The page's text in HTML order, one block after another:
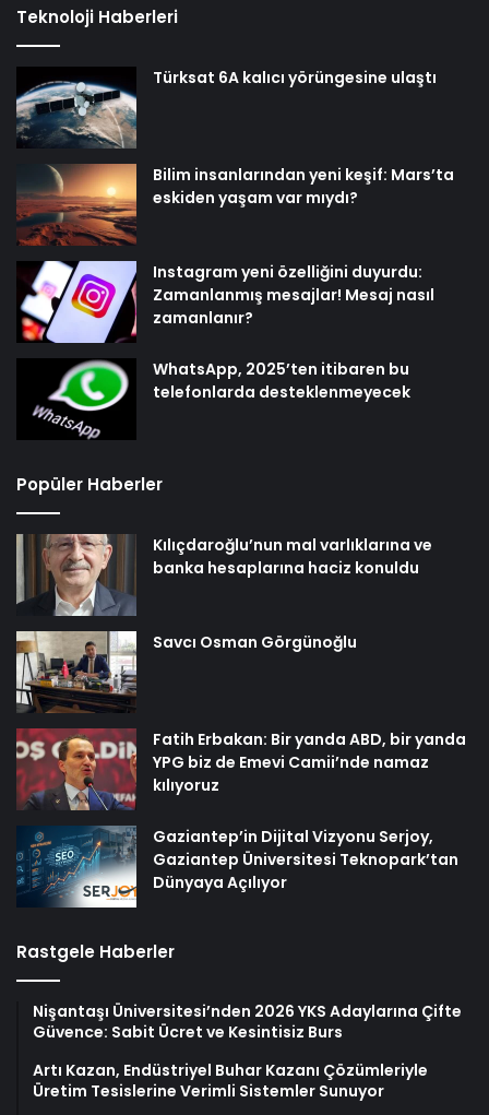
Teknoloji Haberleri
Türksat 6A kalıcı yörüngesine ulaştı
Bilim insanlarından yeni keşif: Mars’ta
eskiden yaşam var mıydı?
Instagram yeni özelliğini duyurdu:
Zamanlanmış mesajlar! Mesaj nasıl
zamanlanır?
WhatsApp, 2025’ten itibaren bu
telefonlarda desteklenmeyecek
Popüler Haberler
Kılıçdaroğlu’nun mal varlıklarına ve
banka hesaplarına haciz konuldu
Savcı Osman Görgünoğlu
Fatih Erbakan: Bir yanda ABD, bir yanda
YPG biz de Emevi Camii’nde namaz
kılıyoruz
Gaziantep’in Dijital Vizyonu Serjoy,
Gaziantep Üniversitesi Teknopark’tan
Dünyaya Açılıyor
Rastgele Haberler
Nişantaşı Üniversitesi’nden 2026 YKS Adaylarına Çifte
Güvence: Sabit Ücret ve Kesintisiz Burs
Artı Kazan, Endüstriyel Buhar Kazanı Çözümleriyle
Üretim Tesislerine Verimli Sistemler Sunuyor